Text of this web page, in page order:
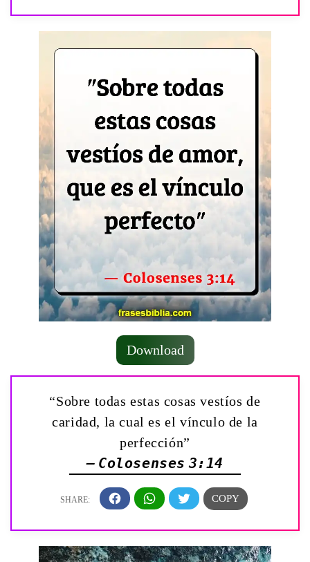
Download
“Sobre todas estas cosas vestíos de
caridad, la cual es el vínculo de la
perfección”
— Colosenses 3:14